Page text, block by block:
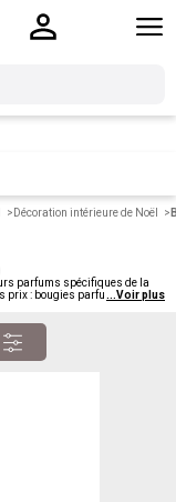
Décoration intérieure de Noël
parfums spécifiques de la
prix : bougies parfumées de
...Voir plus